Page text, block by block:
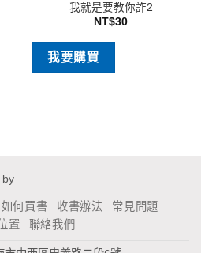
我就是要教你詐2
NT$30
我要購買
by
如何買書 收書辦法
常見問題
置
聯絡我們